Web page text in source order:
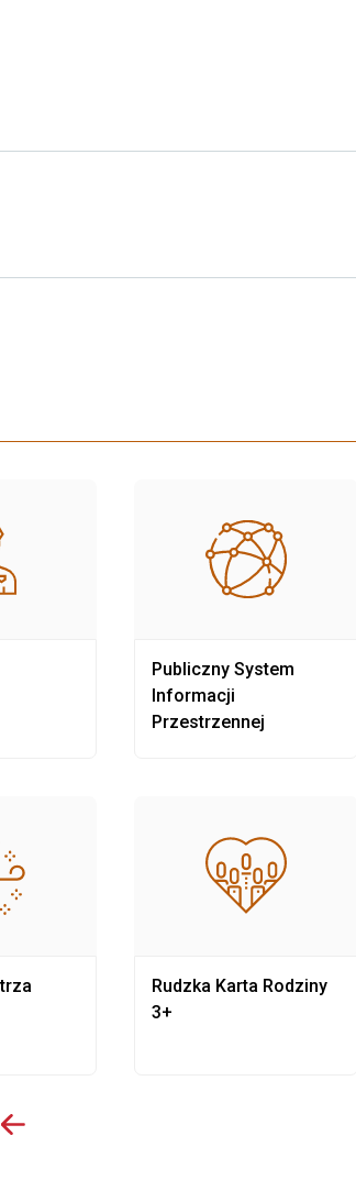
Publiczny System
Informacji
Przestrzennej
Rudzka Karta Rodziny
3+